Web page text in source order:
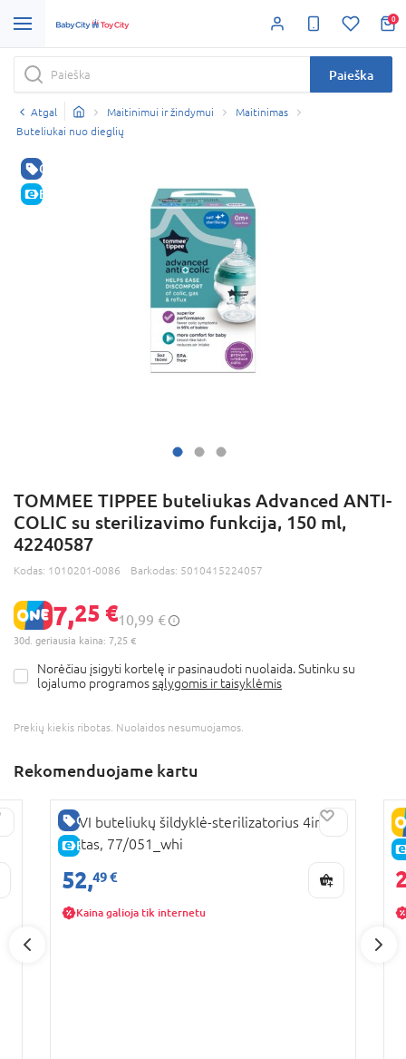
0
Paieška
Atgal Maitinimui ir žindymui
Maitinimas
Buteliukai nuo dieglių
GERA KAINA
E-KAINA
TOMMEE TIPPEE buteliukas Advanced ANTI-
COLIC su sterilizavimo funkcija, 150 ml,
42240587
Kodas: 1010201-0086 Barkodas: 5010415224057
7,25 €10,99 €
30d. geriausia kaina: 7,25 €
Norėčiau įsigyti kortelę ir pasinaudoti nuolaida. Sutinku su
lojalumo programossąlygomis ir taisyklėmis
Prekių kiekis ribotas. Nuolaidos nesumuojamos.
Rekomenduojame kartu
GERA KAINA
E-KAINA
LOVI buteliukų šildyklė-sterilizatorius 4in1,
baltas, 77/051_whi
52,49 €
Kaina galioja tik internetu